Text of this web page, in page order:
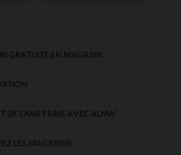
GRATUITE EN MAGASIN
3X SANS FRAIS AVEC ALMA*
LES MAGASINS